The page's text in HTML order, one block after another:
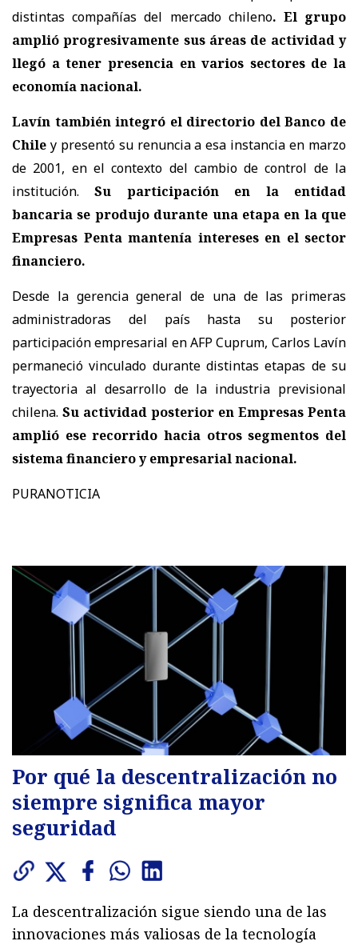
distintas compañías del mercado chileno. El grupo
amplió progresivamente sus áreas de actividad y
llegó a tener presencia en varios sectores de la
economía nacional.
Lavín también integró el directorio del Banco de
Chile y presentó su renuncia a esa instancia en marzo
de 2001, en el contexto del cambio de control de la
institución.Su participación en la entidad
bancaria se produjo durante una etapa en la que
Empresas Penta mantenía intereses en el sector
financiero.
Desde la gerencia general de una de las primeras
administradoras del país hasta su posterior
participación empresarial en AFP Cuprum, Carlos Lavín
permaneció vinculado durante distintas etapas de su
trayectoria al desarrollo de la industria previsional
chilena. Su actividad posterior en Empresas Penta
amplió ese recorrido hacia otros segmentos del
sistema financiero y empresarial nacional.
PURANOTICIA
Por qué la descentralización no
siempre significa mayor
seguridad
La descentralización sigue siendo una de las
innovaciones más valiosas de la tecnología